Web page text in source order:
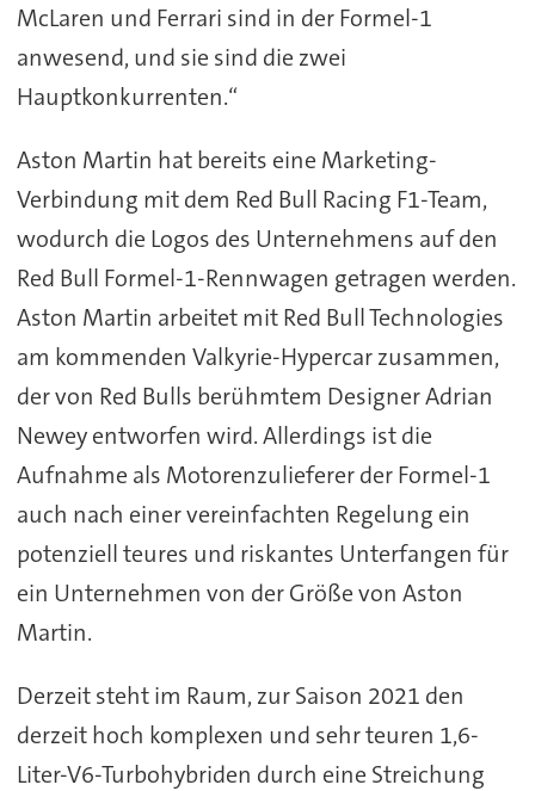
McLaren und Ferrari sind in der Formel-1
anwesend, und sie sind die zwei
Hauptkonkurrenten.“
Aston Martin hat bereits eine Marketing-
Verbindung mit dem Red Bull Racing F1-Team,
wodurch die Logos des Unternehmens auf den
Red Bull Formel-1-Rennwagen getragen werden.
Aston Martin arbeitet mit Red Bull Technologies
am kommenden Valkyrie-Hypercar zusammen,
der von Red Bulls berühmtem Designer Adrian
Newey entworfen wird. Allerdings ist die
Aufnahme als Motorenzulieferer der Formel-1
auch nach einer vereinfachten Regelung ein
potenziell teures und riskantes Unterfangen für
ein Unternehmen von der Größe von Aston
Martin.
Derzeit steht im Raum, zur Saison 2021 den
derzeit hoch komplexen und sehr teuren 1,6-
Liter-V6-Turbohybriden durch eine Streichung